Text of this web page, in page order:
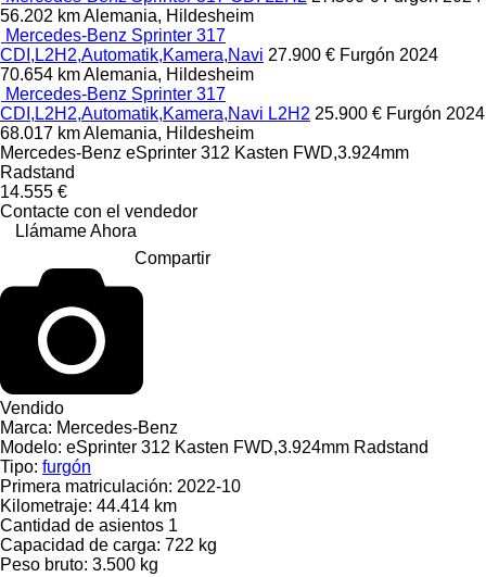
56.202 kmAlemania, Hildesheim
Mercedes-Benz Sprinter 317
CDI,L2H2,Automatik,Kamera,Navi 27.900 € Furgón 2024
70.654 kmAlemania, Hildesheim
Mercedes-Benz Sprinter 317
CDI,L2H2,Automatik,Kamera,Navi L2H2 25.900 € Furgón 2024
68.017 kmAlemania, Hildesheim
Mercedes-Benz eSprinter 312 Kasten FWD,3.924mm
Radstand
14.555 €
Contacte con el vendedor
Llámame Ahora
Compartir
Vendido
Marca: Mercedes-Benz
Modelo: eSprinter 312 Kasten FWD,3.924mm Radstand
Tipo: furgón
Primera matriculación: 2022-10
Kilometraje: 44.414 km
Cantidad de asientos 1
Capacidad de carga: 722 kg
Peso bruto: 3.500 kg